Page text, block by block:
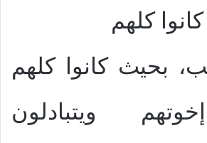
كلهم
بحيث كانوا كلهم
ويتبادلون